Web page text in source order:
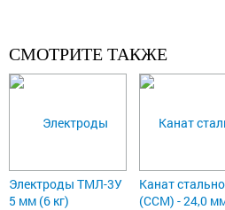
СМОТРИТЕ ТАКЖЕ
Электроды ТМЛ-3У
5 мм (6 кг)
Канат
(ССМ) - 24,0